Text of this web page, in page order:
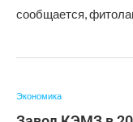
сообщается,
Экономика